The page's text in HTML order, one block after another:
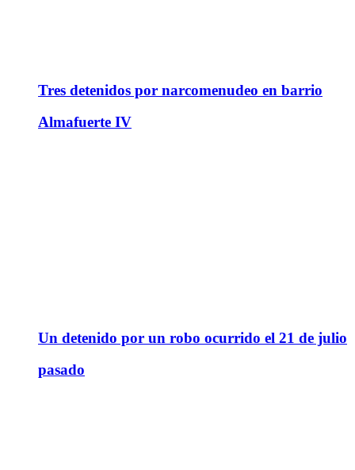
Tres detenidos por narcomenudeo en barrio
Almafuerte IV
Un detenido por un robo ocurrido el 21 de julio
pasado